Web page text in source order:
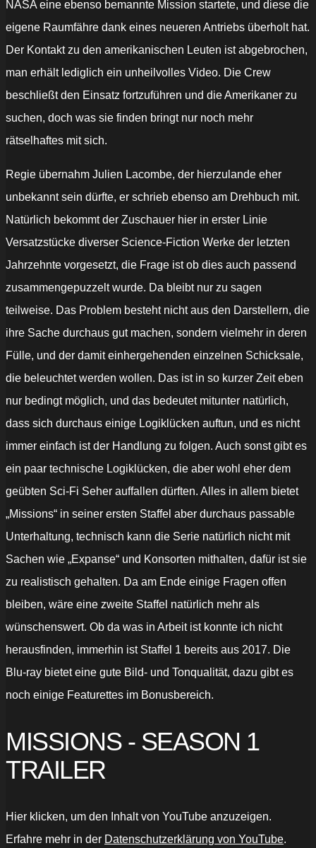
NASA eine ebenso bemannte Mission startete, und diese die
eigene Raumfähre dank eines neueren Antriebs überholt hat.
Der Kontakt zu den amerikanischen Leuten ist abgebrochen,
man erhält lediglich ein unheilvolles Video. Die Crew
beschließt den Einsatz fortzuführen und die Amerikaner zu
suchen, doch was sie finden bringt nur noch mehr
rätselhaftes mit sich.
Regie übernahm Julien Lacombe, der hierzulande eher
unbekannt sein dürfte, er schrieb ebenso am Drehbuch mit.
Natürlich bekommt der Zuschauer hier in erster Linie
Versatzstücke diverser Science-Fiction Werke der letzten
Jahrzehnte vorgesetzt, die Frage ist ob dies auch passend
zusammengepuzzelt wurde. Da bleibt nur zu sagen
teilweise. Das Problem besteht nicht aus den Darstellern, die
ihre Sache durchaus gut machen, sondern vielmehr in deren
Fülle, und der damit einhergehenden einzelnen Schicksale,
die beleuchtet werden wollen. Das ist in so kurzer Zeit eben
nur bedingt möglich, und das bedeutet mitunter natürlich,
dass sich durchaus einige Logiklücken auftun, und es nicht
immer einfach ist der Handlung zu folgen. Auch sonst gibt es
ein paar technische Logiklücken, die aber wohl eher dem
geübten Sci-Fi Seher auffallen dürften. Alles in allem bietet
„Missions“ in seiner ersten Staffel aber durchaus passable
Unterhaltung, technisch kann die Serie natürlich nicht mit
Sachen wie „Expanse“ und Konsorten mithalten, dafür ist sie
zu realistisch gehalten. Da am Ende einige Fragen offen
bleiben, wäre eine zweite Staffel natürlich mehr als
wünschenswert. Ob da was in Arbeit ist konnte ich nicht
herausfinden, immerhin ist Staffel 1 bereits aus 2017. Die
Blu-ray bietet eine gute Bild- und Tonqualität, dazu gibt es
noch einige Featurettes im Bonusbereich.
MISSIONS - SEASON 1
TRAILER
„MISSIONS
–
1
Hier klicken, um den Inhalt von YouTube anzuzeigen.
Erfahre mehr in der Datenschutzerklärung von YouTube.